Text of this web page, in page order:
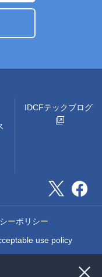
IDCFテックブログ
ーポリシー
use policy